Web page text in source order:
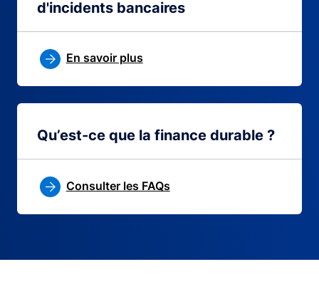
d'incidents bancaires
En savoir plus
Qu’est-ce que la finance durable ?
Consulter les FAQs